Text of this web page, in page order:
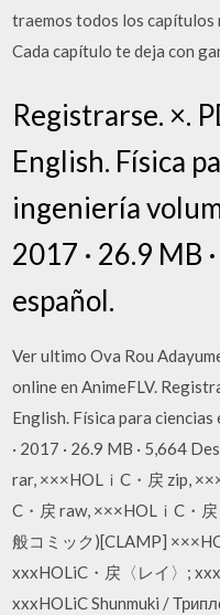
traemos todos los capítulos
Cada capítulo te deja con
Registrarse. ×.
English. Física
ingeniería
2017 · 26.9 MB
español.
Ver ultimo Ova Rou
online en AnimeFLV.
English. Física para
· 2017 · 26.9 MB · 5,664
rar, ×××HOLｉC・戻 zip,
C・戻 raw, ×××HOLｉC・
般コミック)[CLAMP]
xxxHOLiC・戻〈レイ〉;
xxxHOLiC Shunmuki /